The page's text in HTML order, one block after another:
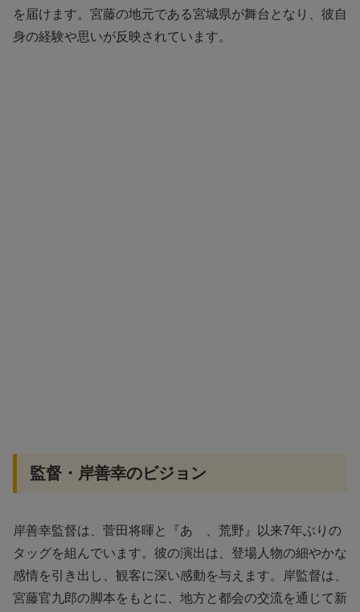
を届けます。宮藤の地元である宮城県が舞台となり、彼自
身の経験や思いが反映されています。
監督・岸善幸のビジョン
岸善幸監督は、菅田将暉と『あゝ、荒野』以来7年ぶりの
タッグを組んでいます。彼の演出は、登場人物の細やかな
感情を引き出し、観客に深い感動を与えます。岸監督は、
宮藤官九郎の脚本をもとに、地方と都会の交流を通じて新